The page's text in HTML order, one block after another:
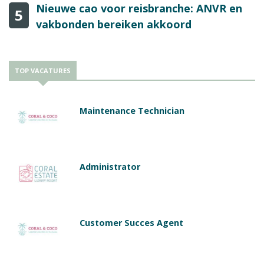
5
Nieuwe cao voor reisbranche: ANVR en
vakbonden bereiken akkoord
TOP VACATURES
Maintenance Technician
Administrator
Customer Succes Agent